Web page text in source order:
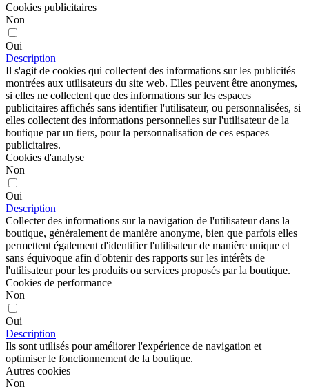
Cookies publicitaires
Non
Oui
Description
Il s'agit de cookies qui collectent des informations sur les publicités
montrées aux utilisateurs du site web. Elles peuvent être anonymes,
si elles ne collectent que des informations sur les espaces
publicitaires affichés sans identifier l'utilisateur, ou personnalisées, si
elles collectent des informations personnelles sur l'utilisateur de la
boutique par un tiers, pour la personnalisation de ces espaces
publicitaires.
Cookies d'analyse
Non
Oui
Description
Collecter des informations sur la navigation de l'utilisateur dans la
boutique, généralement de manière anonyme, bien que parfois elles
permettent également d'identifier l'utilisateur de manière unique et
sans équivoque afin d'obtenir des rapports sur les intérêts de
l'utilisateur pour les produits ou services proposés par la boutique.
Cookies de performance
Non
Oui
Description
Ils sont utilisés pour améliorer l'expérience de navigation et
optimiser le fonctionnement de la boutique.
Autres cookies
Non